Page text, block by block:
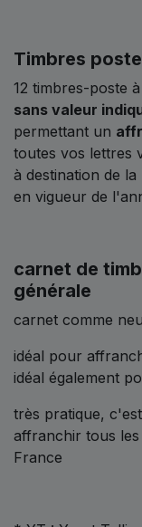
Timbres
12 timbres-poste
sans valeur
permettant un
toutes vos lettres
à destination de
en vigueur de
carnet de
générale
carnet comme
idéal pour
idéal également
très pratique,
affranchir tous
France